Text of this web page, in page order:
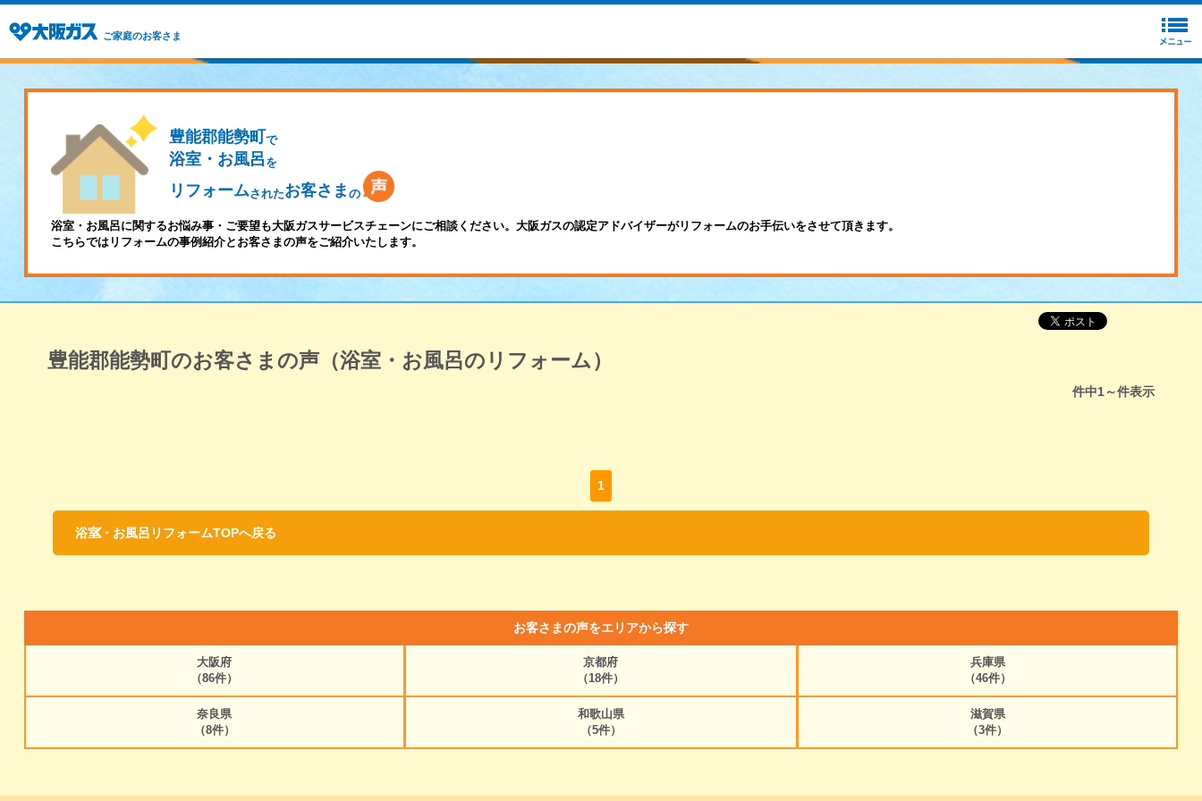
ご家庭のお客さま
豊能郡能勢町で
浴室・お風呂 を
リフォームされたお客さま の
浴室・お風呂に関するお悩み事・ご要望も大阪ガスサービスチェーンにご相談ください。大阪ガスの認定アドバイザーがリフォームのお手伝いをさせて頂きます。
こちらではリフォームの事例紹介とお客さまの声をご紹介いたします。
豊能郡能勢町のお客さまの声（浴室・お風呂のリフォーム）
件中1～件表示
1
浴室・お風呂リフォームTOPへ戻る
お客さまの声をエリアから探す
大阪府
（86件）
京都府
（18件）
兵庫県
（46件）
奈良県
（8件）
和歌山県
（5件）
滋賀県
（3件）